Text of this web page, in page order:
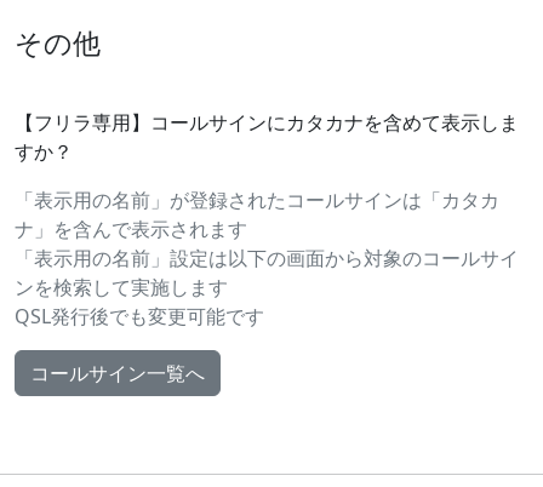
その他
【フリラ専用】コールサインにカタカナを含めて表示しま
すか？
「表示用の名前」が登録されたコールサインは「カタカ
ナ」を含んで表示されます
「表示用の名前」設定は以下の画面から対象のコールサイ
ンを検索して実施します
QSL発行後でも変更可能です
コールサイン一覧へ